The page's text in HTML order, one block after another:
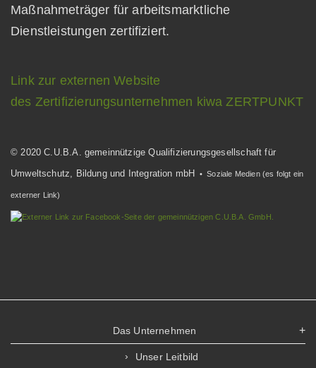
Maßnahmeträger für arbeitsmarktliche
Dienstleistungen zertifiziert.
Link zur externen Website
des Zertifizierungsunternehmen kiwa ZERTPUNKT
© 2020 C.U.B.A. gemeinnützige Qualifizierungsgesellschaft für
Umweltschutz, Bildung und Integration mbH
• Soziale Medien (es folgt ein
externer Link)
Das Unternehmen
Unser Leitbild